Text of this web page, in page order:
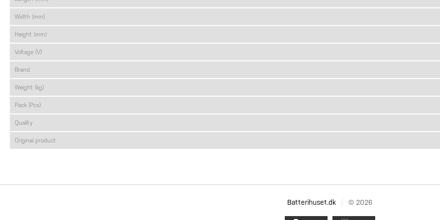
Width (mm)
Height (mm)
Voltage (V)
Brand
Weight (kg)
Pack (Pcs)
Quality
Original product
Batterihuset.dk © 2026